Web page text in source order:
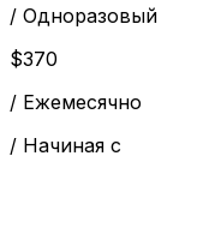
/ Одноразовый
$370
/ Ежемесячно
/ Начиная с